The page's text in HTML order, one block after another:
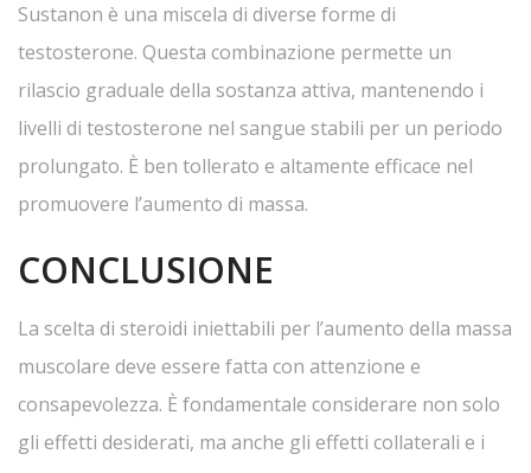
Sustanon è una miscela di diverse forme di
testosterone. Questa combinazione permette un
rilascio graduale della sostanza attiva, mantenendo i
livelli di testosterone nel sangue stabili per un periodo
prolungato. È ben tollerato e altamente efficace nel
promuovere l’aumento di massa.
CONCLUSIONE
La scelta di steroidi iniettabili per l’aumento della massa
muscolare deve essere fatta con attenzione e
consapevolezza. È fondamentale considerare non solo
gli effetti desiderati, ma anche gli effetti collaterali e i